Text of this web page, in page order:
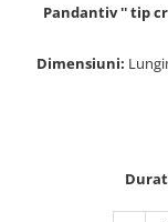
Pandantiv '' tip
Dimensiuni: